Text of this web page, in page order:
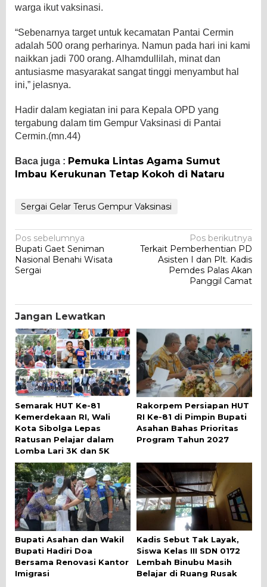
warga ikut vaksinasi.
“Sebenarnya target untuk kecamatan Pantai Cermin
adalah 500 orang perharinya. Namun pada hari ini kami
naikkan jadi 700 orang. Alhamdullilah, minat dan
antusiasme masyarakat sangat tinggi menyambut hal
ini,” jelasnya.
Hadir dalam kegiatan ini para Kepala OPD yang
tergabung dalam tim Gempur Vaksinasi di Pantai
Cermin.(mn.44)
Baca juga : Pemuka Lintas Agama Sumut
Imbau Kerukunan Tetap Kokoh di Nataru
Sergai Gelar Terus Gempur Vaksinasi
Navigasi
pos
Pos sebelumnya
Bupati Gaet Seniman
Nasional Benahi Wisata
Sergai
Pos berikutnya
Terkait Pemberhentian PD
Asisten I dan Plt. Kadis
Pemdes Palas Akan
Panggil Camat
Jangan Lewatkan
Semarak HUT Ke-81
Kemerdekaan RI, Wali
Kota Sibolga Lepas
Ratusan Pelajar dalam
Lomba Lari 3K dan 5K
Rakorpem Persiapan HUT
RI Ke-81 di Pimpin Bupati
Asahan Bahas Prioritas
Program Tahun 2027
Bupati Asahan dan Wakil
Bupati Hadiri Doa
Bersama Renovasi Kantor
Imigrasi
Kadis Sebut Tak Layak,
Siswa Kelas III SDN 0172
Lembah Binubu Masih
Belajar di Ruang Rusak